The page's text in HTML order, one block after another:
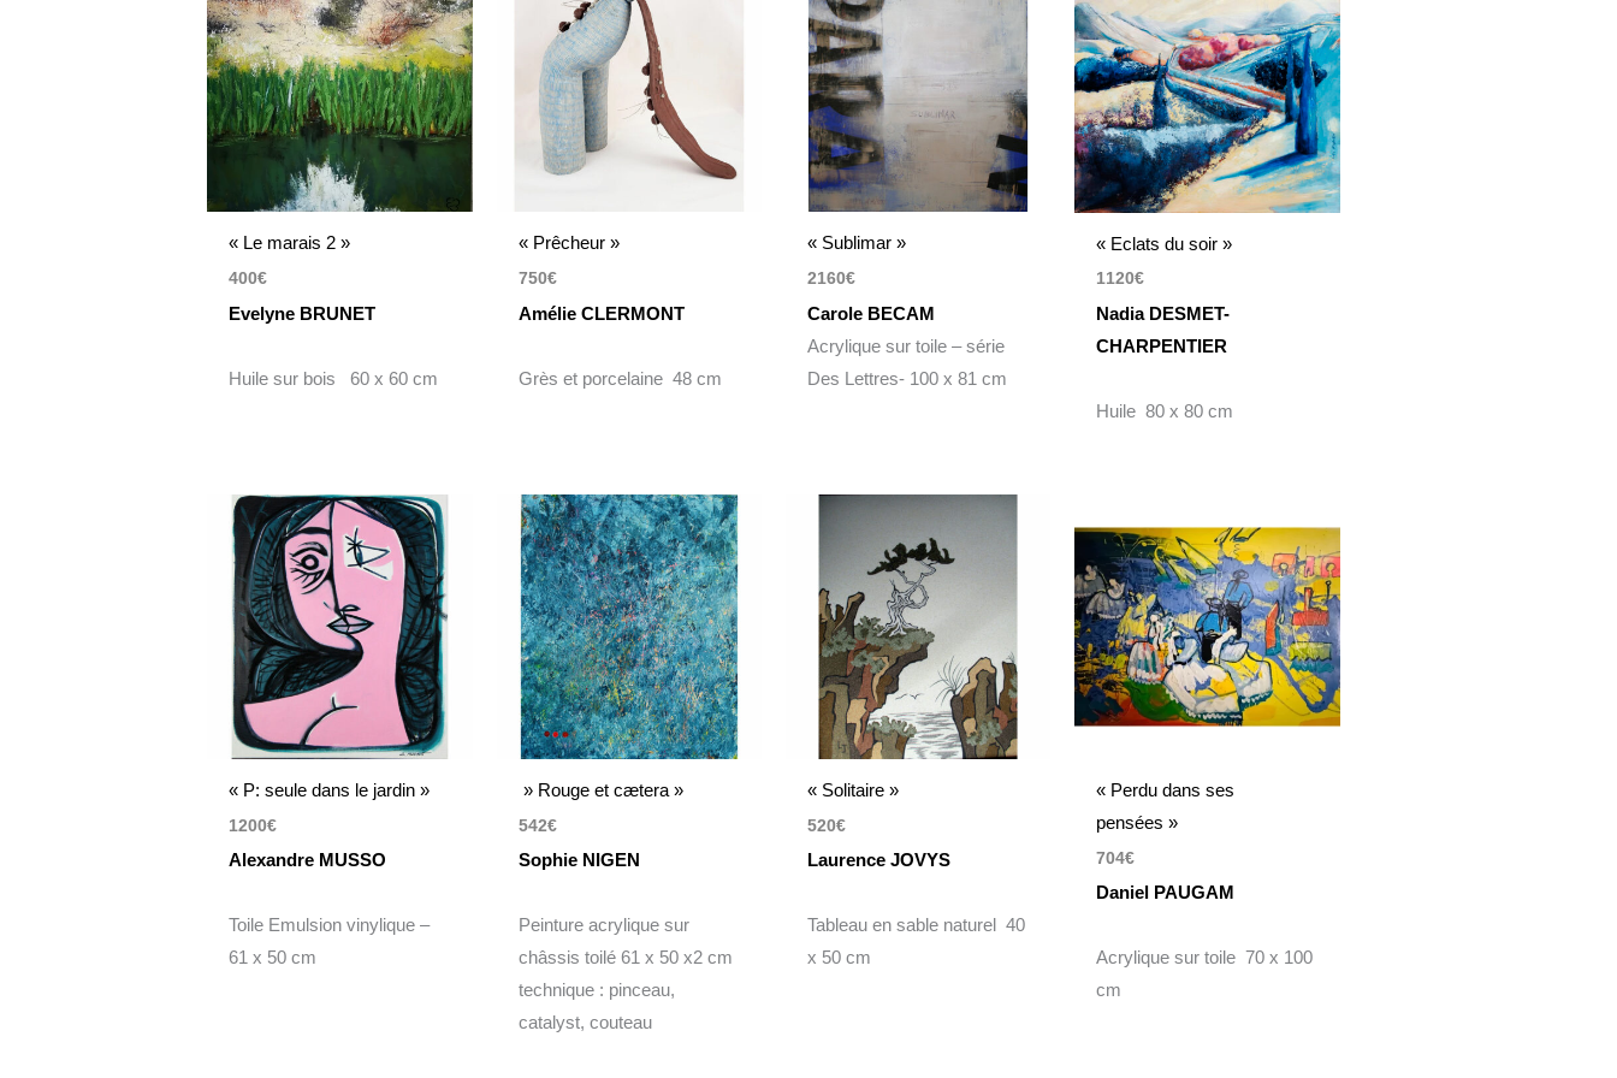
« Le marais 2 »
400€
Evelyne BRUNET
Huile sur bois 60 x 60 cm
« Prêcheur »
750€
Amélie CLERMONT
Grès et porcelaine 48 cm
« Sublimar »
2160€
Carole BECAM
Acrylique sur toile – série
Des Lettres- 100 x 81 cm
« Eclats du soir »
1120€
Nadia DESMET-
CHARPENTIER
Huile 80 x 80 cm
« P: seule dans le jardin »
1200€
Alexandre MUSSO
Toile Emulsion vinylique –
61 x 50 cm
» Rouge et cætera »
542€
Sophie NIGEN
Peinture acrylique sur
châssis toilé 61 x 50 x2 cm
technique : pinceau,
catalyst, couteau
« Solitaire »
520€
Laurence JOVYS
Tableau en sable naturel 40
x 50 cm
« Perdu dans ses
pensées »
704€
Daniel PAUGAM
Acrylique sur toile 70 x 100
cm